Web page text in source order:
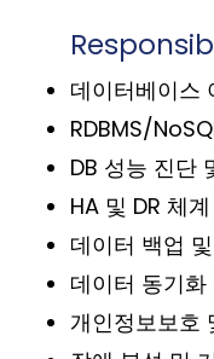
데이터베이스
RDBMS/
DB 성능 진단
HA 및 DR 체
데이터 백업
데이터 동기화
개인정보보호